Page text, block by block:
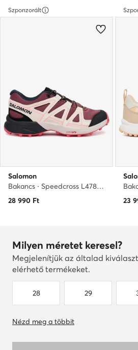
Szponzorált
Salomon
Bakancs · Speedcross L47856200 · Rózsaszín
28 990 Ft
23
Milyen méretet keresel?
Megjelenítjük az általad
elérhető termékeket.
28 29
Nézd meg a többit